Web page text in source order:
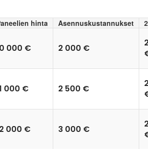
hinta Asennuskustannukset
000 € 2 000 €
000 € 2 500 €
000 € 3 000 €